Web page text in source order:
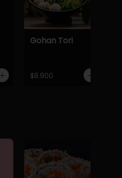
Gohan Tori
$8.900